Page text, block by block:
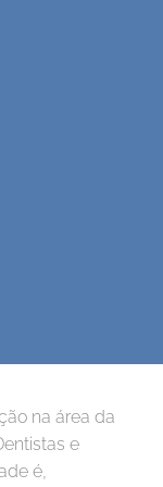
na área da
e
é,